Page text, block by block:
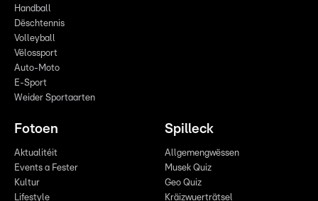
Handball
Dëschtennis
Volleyball
Vëlossport
Auto-Moto
E-Sport
Weider Sportaarten
Fotoen
Aktualitéit
Events a Fester
Kultur
Lifestyle
Spilleck
Allgemengwëssen
Musek Quiz
Geo Quiz
Kräizwuerträtsel